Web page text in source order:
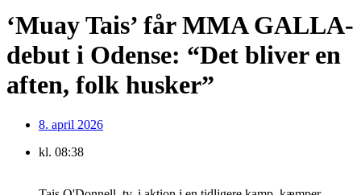
‘Muay Tais’ får MMA GALLA-
debut i Odense: “Det bliver en
aften, folk husker”
8. april 2026
kl. 08:38